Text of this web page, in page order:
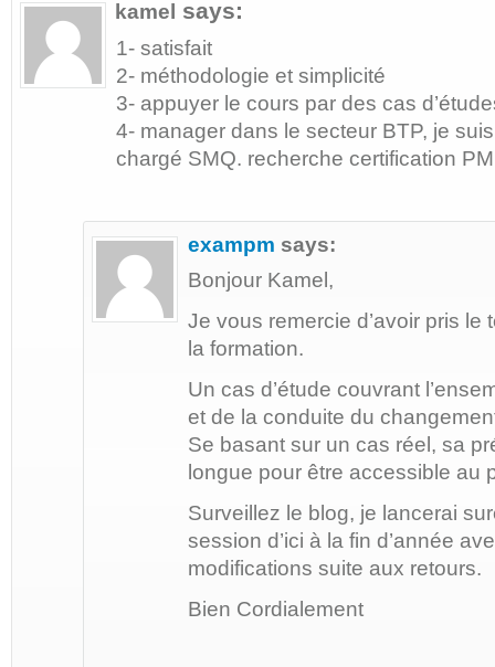
kamel says:
1- satisfait
2- méthodologie et simplicité
3- appuyer le cours par des cas
4- manager dans le secteur BTP, je
chargé SMQ. recherche certification
exampm says:
Bonjour Kamel,
Je vous remercie d’avoir pris le
la formation.
Un cas d’étude couvrant
et de la conduite du
Se basant sur un cas réel, sa
longue pour être accessible au
Surveillez le blog, je lancerai
session d’ici à la fin d’année
modifications suite aux retours.
Bien Cordialement